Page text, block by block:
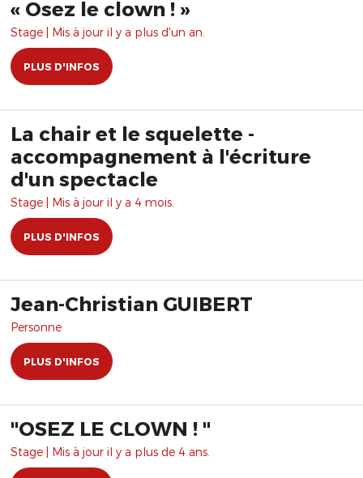
​« Osez le clown ! »
Stage | Mis à jour il y a plus d'un an.
PLUS D'INFOS
La chair et le squelette -
accompagnement à l'écriture
d'un spectacle
Stage | Mis à jour il y a 4 mois.
PLUS D'INFOS
Jean-Christian GUIBERT
Personne
PLUS D'INFOS
"OSEZ LE CLOWN ! "
Stage | Mis à jour il y a plus de 4 ans.